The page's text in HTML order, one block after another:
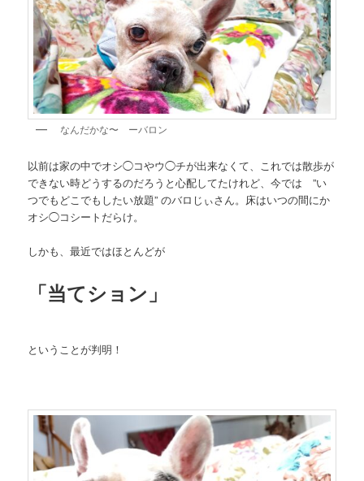
なんだかな〜 ーバロン
以前は家の中でオシ◯コやウ◯チが出来なくて、これでは散歩が
できない時どうするのだろうと心配してたけれど、今では ”い
つでもどこでもしたい放題” のバロじぃさん。床はいつの間にか
オシ◯コシートだらけ。
しかも、最近ではほとんどが
「当てション」
ということが判明！